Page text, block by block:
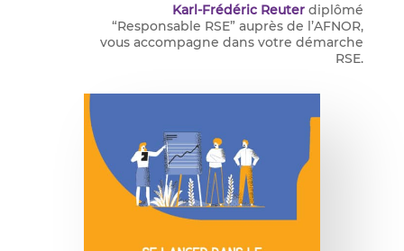
Karl-Frédéric Reuter diplômé
“Responsable RSE” auprès de l’AFNOR,
vous accompagne dans votre démarche
RSE.